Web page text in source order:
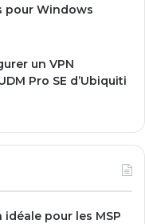
pour Windows
un VPN
Pro SE d’Ubiquiti
pour les MSP